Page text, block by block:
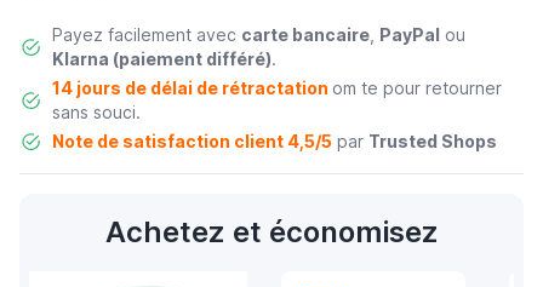
Payez facilement avec carte bancaire, PayPal ou
Klarna (paiement différé).
14 jours de délai de rétractation om te pour retourner
sans souci.
Note de satisfaction client 4,5/5par Trusted Shops
Achetez et économisez